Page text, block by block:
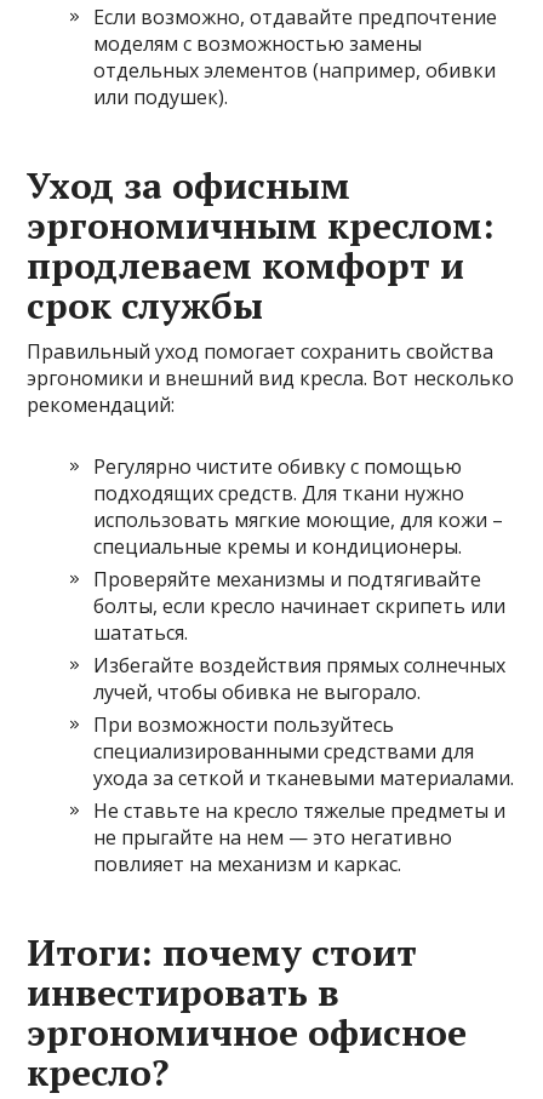
Если возможно, отдавайте предпочтение
моделям с возможностью замены
отдельных элементов (например, обивки
или подушек).
Уход за офисным
эргономичным креслом:
продлеваем комфорт и
срок службы
Правильный уход помогает сохранить свойства
эргономики и внешний вид кресла. Вот несколько
рекомендаций:
Регулярно чистите обивку с помощью
подходящих средств. Для ткани нужно
использовать мягкие моющие, для кожи –
специальные кремы и кондиционеры.
Проверяйте механизмы и подтягивайте
болты, если кресло начинает скрипеть или
шататься.
Избегайте воздействия прямых солнечных
лучей, чтобы обивка не выгорало.
При возможности пользуйтесь
специализированными средствами для
ухода за сеткой и тканевыми материалами.
Не ставьте на кресло тяжелые предметы и
не прыгайте на нем — это негативно
повлияет на механизм и каркас.
Итоги: почему стоит
инвестировать в
эргономичное офисное
кресло?